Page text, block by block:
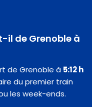
il de Grenoble à
de Grenoble à 5:12 h
du premier train
les week-ends.